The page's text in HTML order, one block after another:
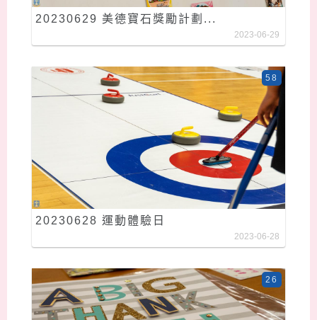
20230629 美德寶石獎勵計劃...
2023-06-29
20230628 運動體驗日
58
2023-06-28
26